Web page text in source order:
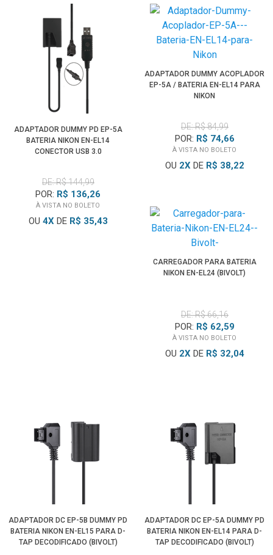
ADAPTADOR DUMMY PD EP-5A
BATERIA NIKON EN-EL14
CONECTOR USB 3.0
DE: R$ 144,99
POR: R$ 136,26
À VISTA NO BOLETO
OU 4XDE R$ 35,43
ADAPTADOR DUMMY ACOPLADOR
EP-5A / BATERIA EN-EL14 PARA
NIKON
DE: R$ 84,99
POR: R$ 74,66
À VISTA NO BOLETO
OU 2XDE R$ 38,22
CARREGADOR PARA BATERIA
NIKON EN-EL24 (BIVOLT)
DE: R$ 66,16
POR: R$ 62,59
À VISTA NO BOLETO
OU 2XDE R$ 32,04
ADAPTADOR DC EP-5B DUMMY PD
BATERIA NIKON EN-EL15 PARA D-
TAP DECODIFICADO (BIVOLT)
ADAPTADOR DC EP-5A DUMMY PD
BATERIA NIKON EN-EL14 PARA D-
TAP DECODIFICADO (BIVOLT)